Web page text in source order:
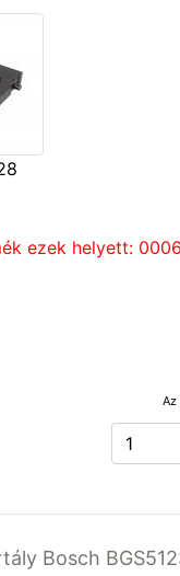
ezek helyett:
Az
Bosch